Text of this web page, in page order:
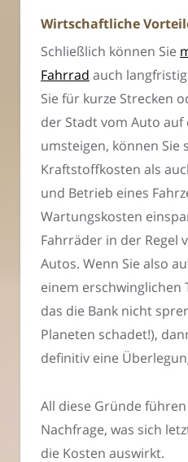
Wirtschaftliche
Schließlich können Sie
Fahrrad auch
Sie für kurze Strecken
der Stadt vom Auto auf
umsteigen, können Sie
Kraftstoffkosten als
und Betrieb eines
Wartungskosten
Fahrräder in der Regel
Autos. Wenn Sie also
einem
das die Bank nicht
Planeten schadet!),
definitiv eine
All diese Gründe
Nachfrage, was sich
die Kosten auswirkt.